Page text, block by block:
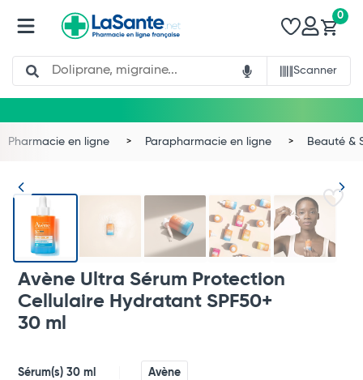
Search
Scanner
0
Pharmacie en ligne Parapharmacie en ligne Beauté &
Avène Ultra Sérum Protection
Cellulaire Hydratant SPF50+
30 ml
Sérum(s) 30 ml Avène